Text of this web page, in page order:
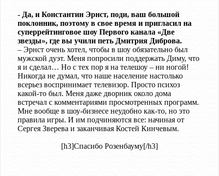
- Да, и Константин Эрнст, поди, ваш большой
поклонник, поэтому в свое время и пригласил на
суперрейтинговое шоу Первого канала «Две
звезды», где вы учили петь Дмитрия Диброва.
– Эрнст очень хотел, чтобы в шоу обязательно был
мужской дуэт. Меня попросили поддержать Диму, что
я и сделал… Но с тех пор я на телешоу – ни ногой!
Никогда не думал, что наше население настолько
всерьез воспринимает телевизор. Просто психоз
какой-то был. Меня даже дворник около дома
встречал с комментариями просмотренных программ.
Мне вообще в шоу-бизнесе неудобно как-то, но это
правила игры. И им подчиняются все: начиная от
Сергея Зверева и заканчивая Костей Кинчевым.
[h3]Спасибо Розенбауму[/h3]